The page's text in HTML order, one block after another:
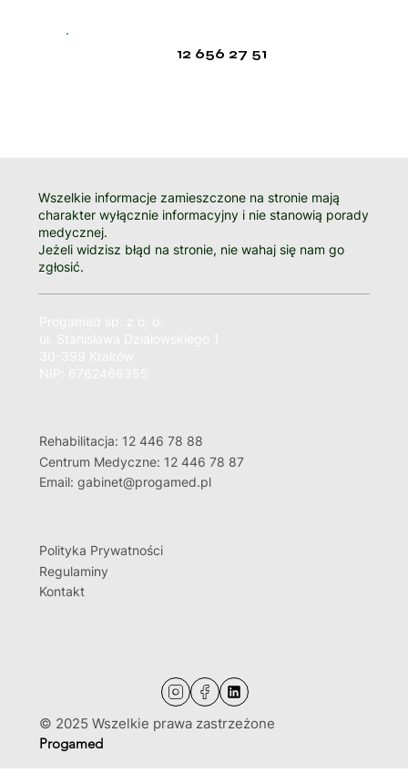
12 656 27 51
Wszelkie informacje zamieszczone na stronie mają
charakter wyłącznie informacyjny i nie stanowią porady
medycznej.
Jeżeli widzisz błąd na stronie, nie wahaj się nam go
zgłosić.
Rehabilitacja: 12 446 78 88
Centrum Medyczne: 12 446 78 87
Email: gabinet@progamed.pl
© 2025 Wszelkie prawa zastrzeżone
Progamed
Polityka Prywatności
Regulaminy
Kontakt